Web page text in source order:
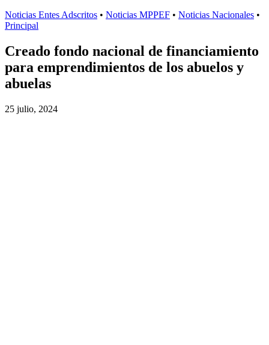
Noticias Entes Adscritos • Noticias MPPEF • Noticias Nacionales •
Principal
Creado fondo nacional de financiamiento
para emprendimientos de los abuelos y
abuelas
25 julio, 2024